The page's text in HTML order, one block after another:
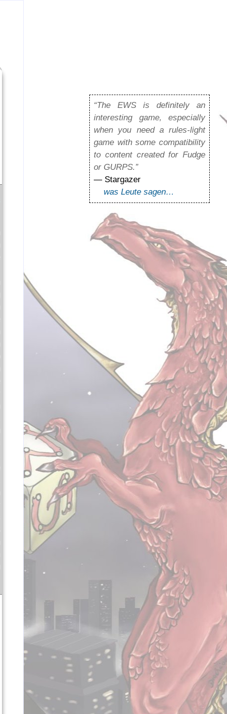
“The EWS is definitely an
interesting game, especially
when you need a rules-light
game with some compatibility
to content created for Fudge
or GURPS.”
— Stargazer
was Leute sagen…